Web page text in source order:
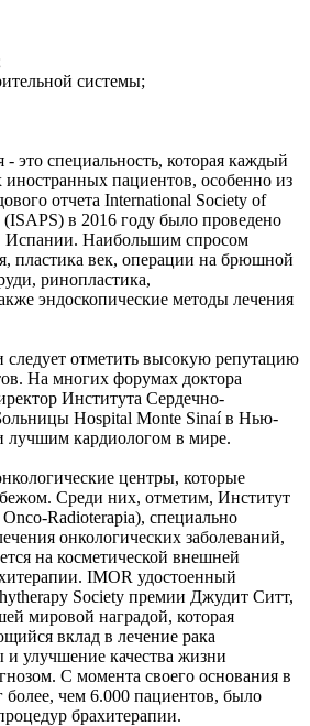
системы;
- это специальность, которая каждый
иностранных пациентов, особенно из
отчета International Society of
(ISAPS) в 2016 году было проведено
Испании. Наибольшим спросом
пластика век, операции на брюшной
ринопластика,
эндоскопические методы лечения
следует отметить высокую репутацию
На многих форумах доктора
Института Сердечно-
Hospital Monte Sinaí в Нью-
лучшим кардиологом в мире.
центры, которые
Среди них, отметим, Институт
Radioterapia), специально
онкологических заболеваний,
на косметической внешней
IMOR удостоенный
Society премии Джудит Ситт,
мировой наградой, которая
вклад в лечение рака
и улучшение качества жизни
С момента своего основания в
более, чем 6.000 пациентов, было
брахитерапии.